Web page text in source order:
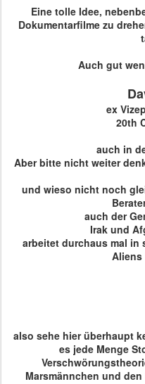
Eine tolle Idee,
Dokumentarfilme zu
Auch gut
ex
20th
auch in
Aber bitte nicht weiter
und wieso nicht noch
auch der
Irak und
arbeitet durchaus mal in
Aliens
also sehe hier überhaupt
es jede Menge
Marsmännchen und